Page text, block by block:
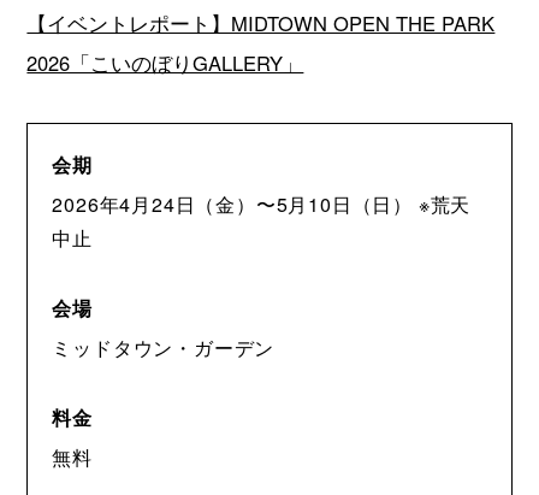
【イベントレポート】MIDTOWN OPEN THE PARK
2026「こいのぼりGALLERY」
会期
2026年4月24日（金）〜5月10日（日） ※荒天
中止
会場
ミッドタウン・ガーデン
料金
無料